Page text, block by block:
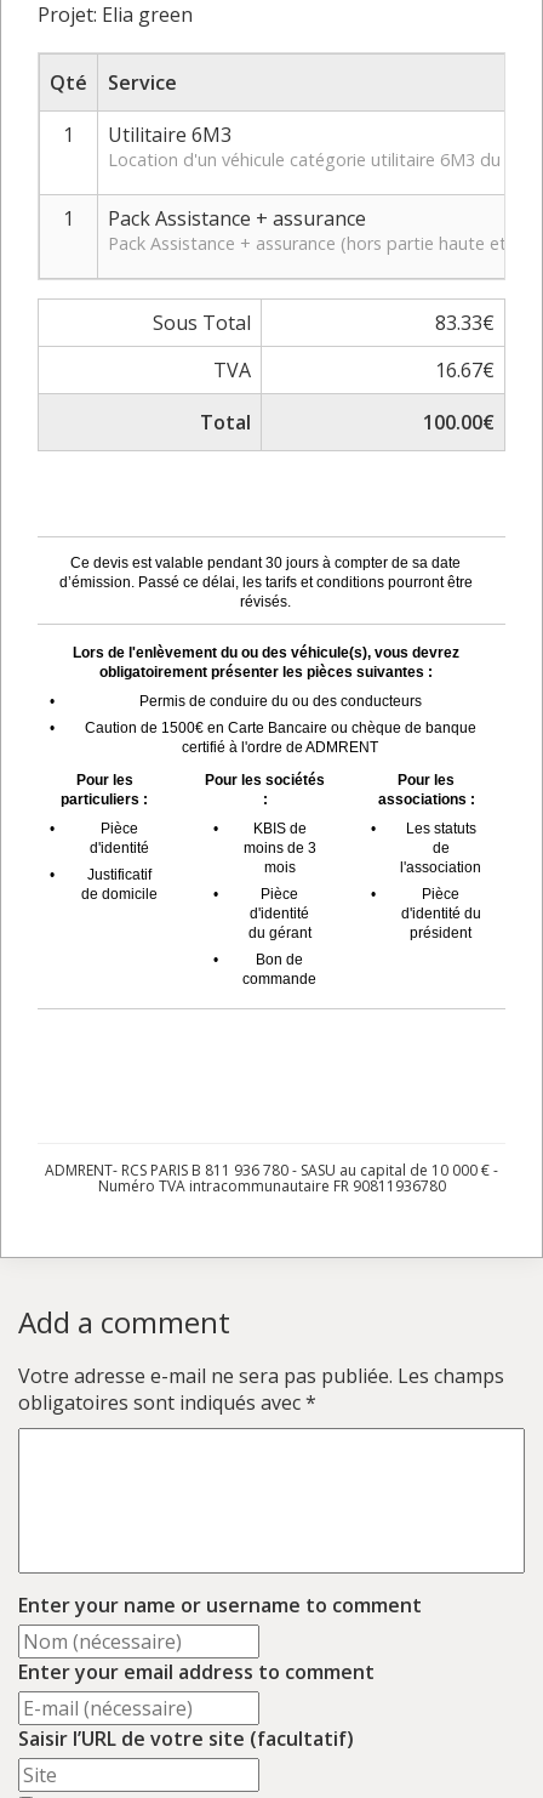
Projet: Elia green
Qté
Service
1
Utilitaire 6M3
Location d'un véhicule catégorie utilitaire 6M3 du 19/
1 Pack Assistance + assurance
Pack Assistance + assurance (hors partie haute et
Sous Total
83.33€
TVA
16.67€
Total
100.00€
Ce devis est valable pendant 30 jours à compter de sa date
d’émission. Passé ce délai, les tarifs et conditions pourront être
révisés.
Lors de l'enlèvement du ou des véhicule(s), vous devrez
obligatoirement présenter les pièces suivantes :
•
Permis de conduire du ou des conducteurs
•
Caution de 1500€ en Carte Bancaire ou chèque de banque
certifié à l'ordre de ADMRENT
Pour les
particuliers :
•
Pièce
d'identité
•
Justificatif
de domicile
Pour les sociétés
:
•
KBIS de
moins de 3
mois
•
Pièce
d'identité
du gérant
•
Bon de
commande
Pour les
associations :
•
Les statuts
de
l'association
•
Pièce
d'identité du
président
ADMRENT- RCS PARIS B 811 936 780 - SASU au capital de 10 000 € -
Numéro TVA intracommunautaire FR 90811936780
Add a comment
Votre adresse e-mail ne sera pas publiée. Les champs
obligatoires sont indiqués avec*
Enter your name or username to comment
Enter your email address to comment
Saisir l’URL de votre site (facultatif)